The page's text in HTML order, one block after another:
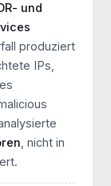
und
produziert
IPs,
, nicht in